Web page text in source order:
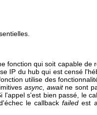
fonction qui soit capable de
IP du hub qui est censé
utilise des
async, awaitne sont
l'appel s'est bien passé, le
le callbackfailed est